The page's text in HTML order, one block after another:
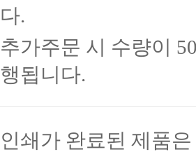
다.
추가주문 시 수량이
행됩니다.
인쇄가 완료된 제품